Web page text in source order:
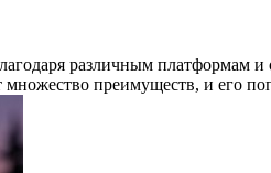
различным платформам
преимуществ, и его